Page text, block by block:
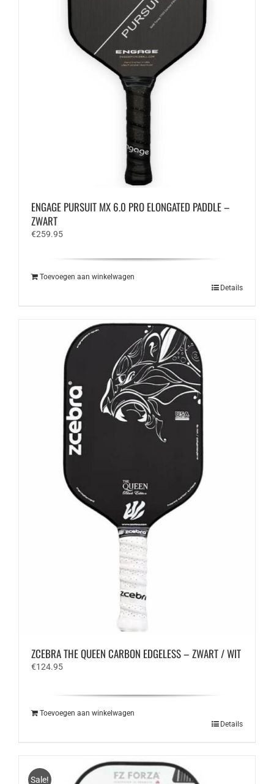
ENGAGE PURSUIT MX 6.0 PRO ELONGATED PADDLE –
ZWART
€259.95
Toevoegen aan winkelwagen
Details
ZCEBRA THE QUEEN CARBON EDGELESS – ZWART / WIT
€124.95
Toevoegen aan winkelwagen
Details
Sale!